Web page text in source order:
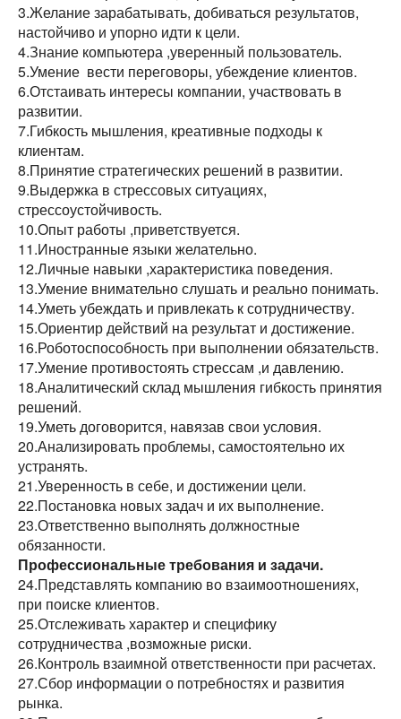
3.Желание зарабатывать, добиваться результатов,
настойчиво и упорно идти к цели.
4.Знание компьютера ,уверенный пользователь.
5.Умение вести переговоры, убеждение клиентов.
6.Отстаивать интересы компании, участвовать в
развитии.
7.Гибкость мышления, креативные подходы к
клиентам.
8.Принятие стратегических решений в развитии.
9.Выдержка в стрессовых ситуациях,
стрессоустойчивость.
10.Опыт работы ,приветствуется.
11.Иностранные языки желательно.
12.Личные навыки ,характеристика поведения.
13.Умение внимательно слушать и реально понимать.
14.Уметь убеждать и привлекать к сотрудничеству.
15.Ориентир действий на результат и достижение.
16.Роботоспособность при выполнении обязательств.
17.Умение противостоять стрессам ,и давлению.
18.Аналитический склад мышления гибкость принятия
решений.
19.Уметь договорится, навязав свои условия.
20.Анализировать проблемы, самостоятельно их
устранять.
21.Уверенность в себе, и достижении цели.
22.Постановка новых задач и их выполнение.
23.Ответственно выполнять должностные
обязанности.
Профессиональные требования и задачи.
24.Представлять компанию во взаимоотношениях,
при поиске клиентов.
25.Отслеживать характер и специфику
сотрудничества ,возможные риски.
26.Контроль взаимной ответственности при расчетах.
27.Сбор информации о потребностях и развития
рынка.